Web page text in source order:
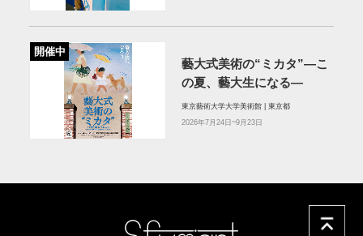
開催中
藝大式美術の“ミカタ”―こ
の夏、藝大生になる―
東京藝術大学大学美術館 | 東京都
2026年7月24日~9月23日